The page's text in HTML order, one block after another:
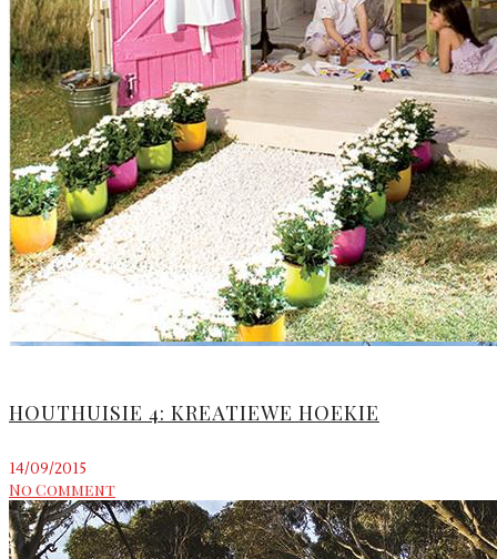
HOUTHUISIE 4: KREATIEWE HOEKIE
14/09/2015
No Comment